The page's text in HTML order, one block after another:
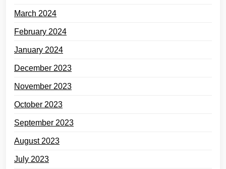
March 2024
February 2024
January 2024
December 2023
November 2023
October 2023
September 2023
August 2023
July 2023